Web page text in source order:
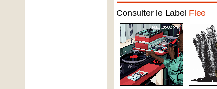
Consulter le Label Flee